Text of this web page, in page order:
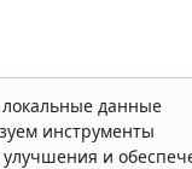
данные
инструменты
и